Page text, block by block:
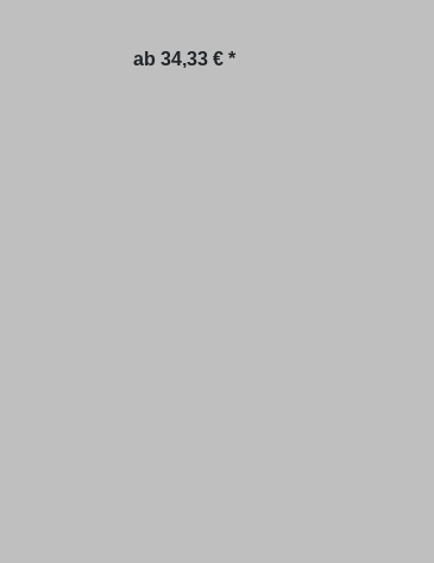
Regulärer Preis:
ab 34,33 € *